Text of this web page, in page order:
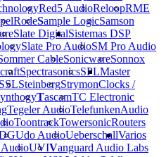
Red5 AudioReloopRME
RodeSample LogicSamson
Slate Digital
Slate Pro AudioSM Pro Audio
CableSonicwareSonnox
SpectrasonicsSPL
SSLSteinbergStrymon
TascamTC Electronic
Tegeler AudioTelefunken
ToontrackTowersonic
Udo AudioUeberschall
UVIVanguard Audio Labs
Sistemas DSP
Master
Clocks /
Audio
Routers
Varios